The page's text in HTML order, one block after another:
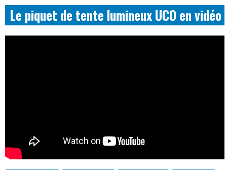
Le piquet de tente lumineux UCO en vidéo